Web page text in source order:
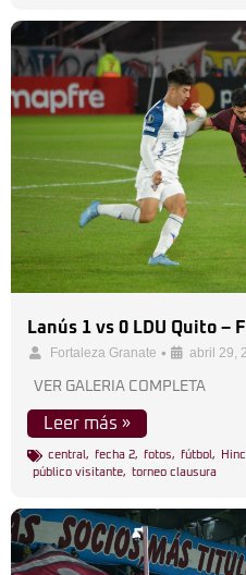
Lanús 1 vs 0 LDU Quito –
Fortaleza Granate • abril 29,
VER GALERIA COMPLETA
Leer más »
central , fecha 2, fotos, fútbol ,
público visitante, torneo clausura